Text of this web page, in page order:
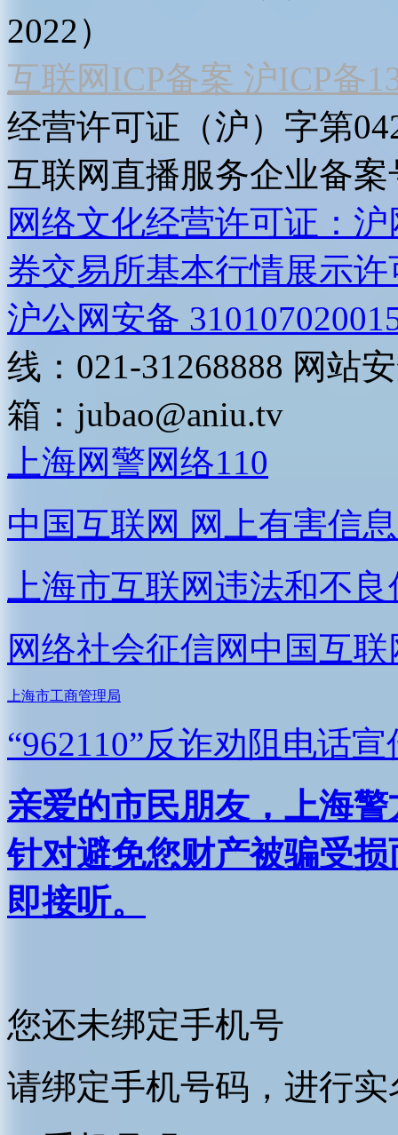
2022）
互联网ICP备案 沪ICP备
经营许可证（沪）字第
互联网直播服务企业备案
网络文化经营许可证：
券交易所基本行情展示许
沪公网安备
线：021-31268888 网站
箱： jubao@aniu.tv
上海网警网络110
中国互联网 网上有害信
上海市互联网违法和不
网络社会征信网 中国互
上海市工商管理局
“962110”反诈劝阻电话宣
亲爱的市民朋友，上海
针对避免您财产被骗受
即接听。
您还未绑定手机号
请绑定手机号码，进行